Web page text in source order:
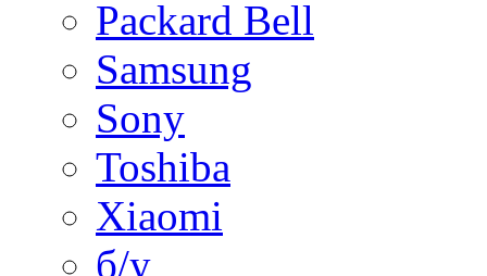
Packard Bell
Samsung
Sony
Toshiba
Xiaomi
б/у